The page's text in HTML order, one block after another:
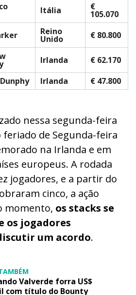
Itália €
105.070
Reino
Unido € 80.800
Irlanda
€ 62.170
Irlanda € 47.800
nessa segunda-feira
feriado de Segunda-feira
na Irlanda e em
europeus. A rodada
jogadores, e a partir do
cinco, a ação
momento, os stacks se
os jogadores
um acordo.
Valverde forra US$
com título do Bounty